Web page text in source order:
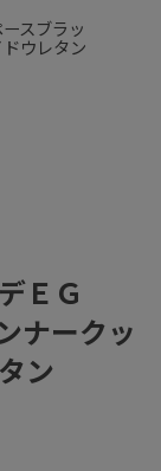
スブラッ
ウレタン
ＥＧ
ナークッ
ン